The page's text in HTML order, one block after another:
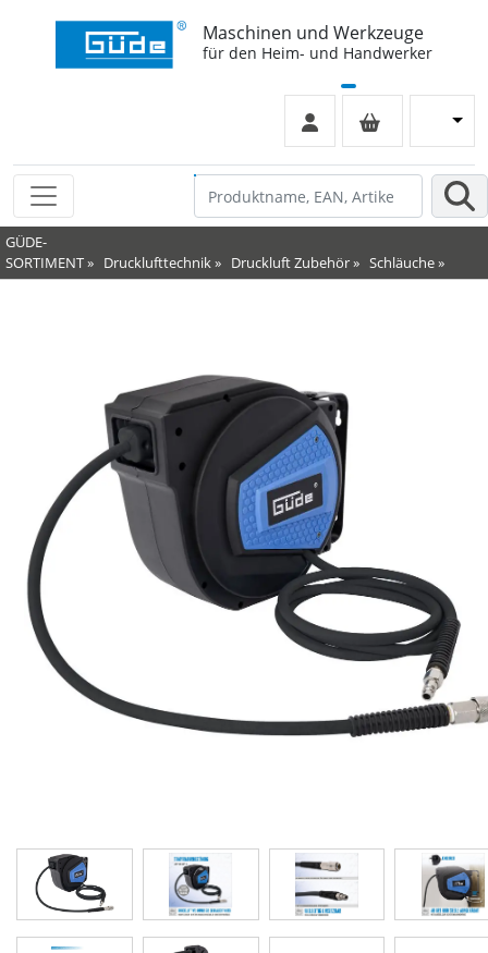
Maschinen und Werkzeuge
für den Heim- und Handwerker
GÜDE-
SORTIMENT» Drucklufttechnik» Druckluft Zubehör» Schläuche»